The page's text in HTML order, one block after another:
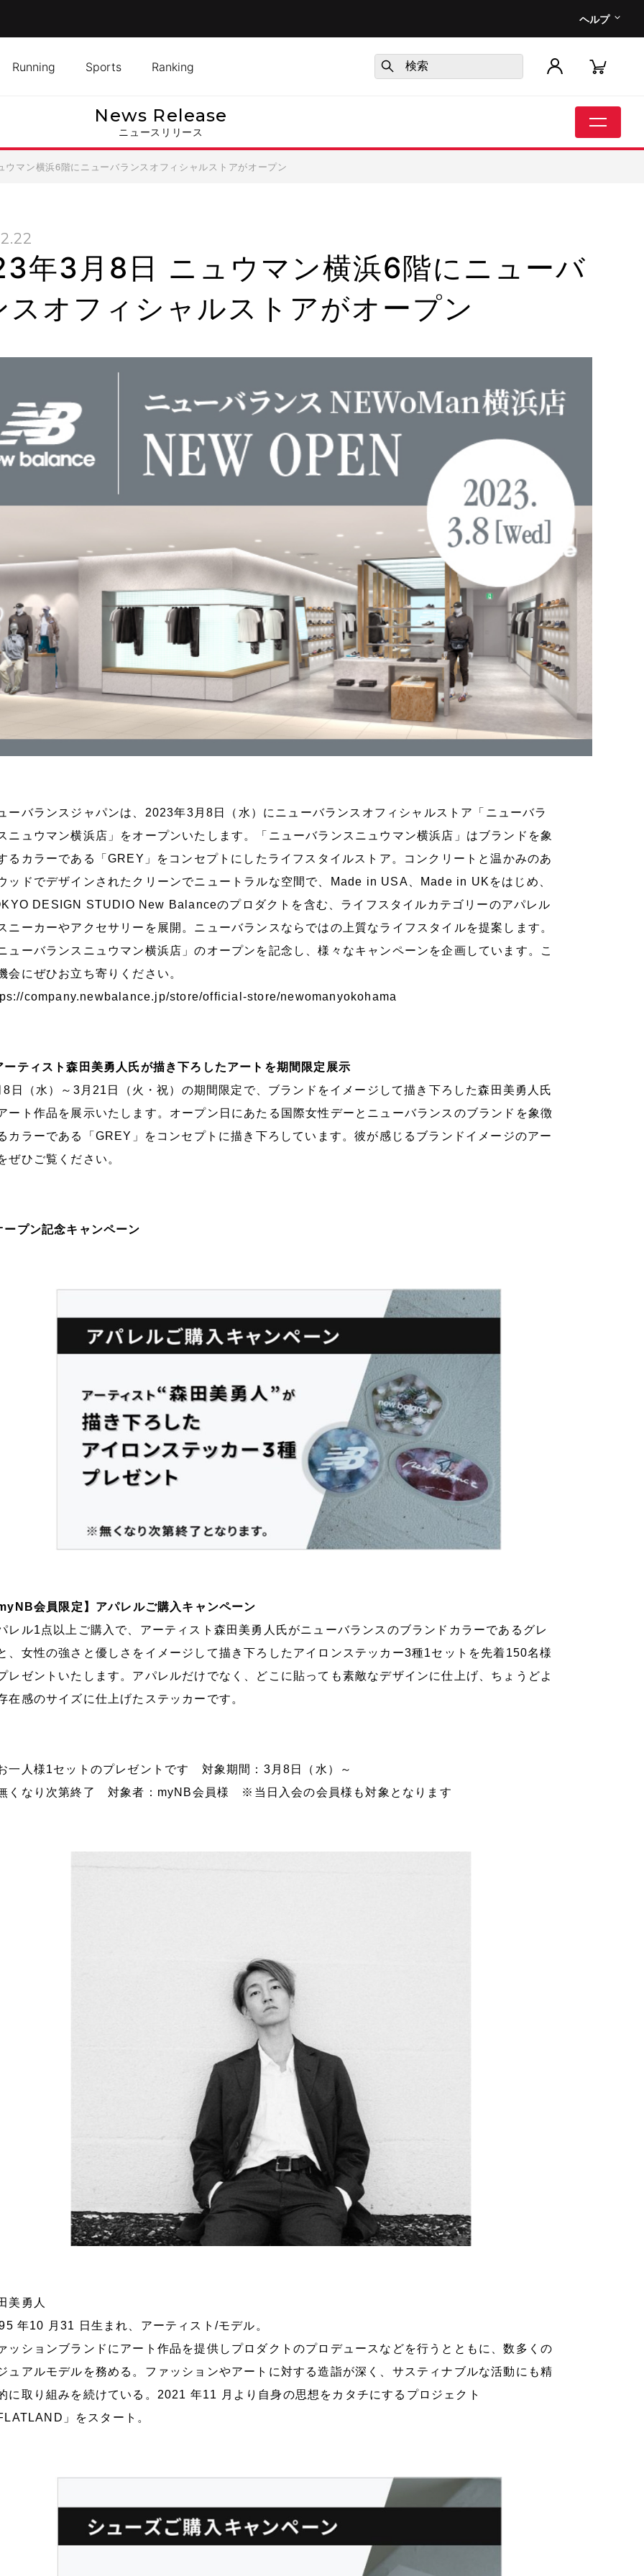
ヘルプ
Running Sports Ranking
News Release
ニュースリリース
ウマン横浜6階にニューバランスオフィシャルストアがオープン
年3月8日 ニュウマン横浜6階にニューバ
スオフィシャルストアがオープン
ーバランスジャパンは、2023年3月8日（水）にニューバランスオフィシャルストア「ニューバラ
ニュウマン横浜店」をオープンいたします。「ニューバランスニュウマン横浜店」はブランドを象
るカラーである「GREY」をコンセプトにしたライフスタイルストア。コンクリートと温かみのあ
ッドでデザインされたクリーンでニュートラルな空間で、Made in USA、Made in UKをはじめ、
DESIGN STUDIO New Balanceのプロダクトを含む、ライフスタイルカテゴリーのアパレル
ニーカーやアクセサリーを展開。ニューバランスならではの上質なライフスタイルを提案します。
ューバランスニュウマン横浜店」のオープンを記念し、様々なキャンペーンを企画しています。こ
会にぜひお立ち寄りください。
company.newbalance.jp/store/official-store/newomanyokohama
ーティスト森田美勇人氏が描き下ろしたアートを期間限定展示
8日（水）～3月21日（火・祝）の期間限定で、ブランドをイメージして描き下ろした森田美勇人氏
ート作品を展示いたします。オープン日にあたる国際女性デーとニューバランスのブランドを象徴
カラーである「GREY」をコンセプトに描き下ろしています。彼が感じるブランドイメージのアー
ぜひご覧ください。
ープン記念キャンペーン
会員限定】アパレルご購入キャンペーン
レル1点以上ご購入で、アーティスト森田美勇人氏がニューバランスのブランドカラーであるグレ
、女性の強さと優しさをイメージして描き下ろしたアイロンステッカー3種1セットを先着150名様
レゼントいたします。アパレルだけでなく、どこに貼っても素敵なデザインに仕上げ、ちょうどよ
在感のサイズに仕上げたステッカーです。
一人様1セットのプレゼントです 対象期間：3月8日（水）～
くなり次第終了 対象者：myNB会員様 ※当日入会の会員様も対象となります
美勇人
年10 ⽉31 ⽇⽣まれ、アーティスト/モデル。
ッションブランドにアート作品を提供しプロダクトのプロデュースなどを行うとともに、数多くの
ュアルモデルを務める。ファッションやアートに対する造詣が深く、サスティナブルな活動にも精
に取り組みを続けている。2021 年11 ⽉より⾃⾝の思想をカタチにするプロジェクト
」をスタート。